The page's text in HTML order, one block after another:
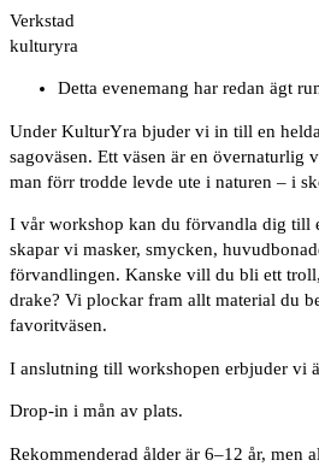
Verkstad
kulturyra
Detta evenemang har redan ägt
Under KulturYra bjuder vi in till en
sagoväsen. Ett väsen är en övernaturlig
man förr trodde levde ute i naturen – i
I vår workshop kan du förvandla dig till
skapar vi masker, smycken,
förvandlingen. Kanske vill du bli ett
drake? Vi plockar fram allt material du
favoritväsen.
I anslutning till workshopen erbjuder vi
Drop-in i mån av plats.
Rekommenderad ålder är 6–12 år, men